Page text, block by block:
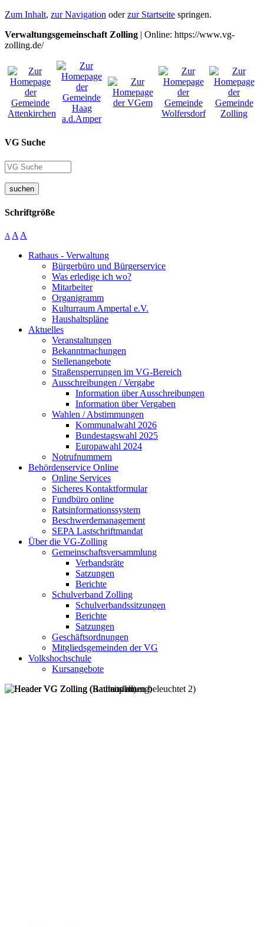
Zum Inhalt, zur Navigation oderzur Startseite springen.
Verwaltungsgemeinschaft Zolling | Online: https://www.vg-
zolling.de/
VG Suche
suchen
Schriftgröße
A A A
Rathaus - Verwaltung
Bürgerbüro und Bürgerservice
Was erledige ich wo?
Mitarbeiter
Organigramm
Kulturraum Ampertal e.V.
Haushaltspläne
Aktuelles
Veranstaltungen
Bekanntmachungen
Stellenangebote
Straßensperrungen im VG-Bereich
Ausschreibungen / Vergabe
Information über Ausschreibungen
Information über Vergaben
Wahlen / Abstimmungen
Kommunalwahl 2026
Bundestagswahl 2025
Europawahl 2024
Notrufnummern
Behördenservice Online
Online Services
Sicheres Kontaktformular
Fundbüro online
Ratsinformationssystem
Beschwerdemanagement
SEPA Lastschriftmandat
Über die VG-Zolling
Gemeinschaftsversammlung
Verbandsräte
Satzungen
Berichte
Schulverband Zolling
Schulverbandssitzungen
Berichte
Satzungen
Geschäftsordnungen
Mitgliedsgemeinden der VG
Volkshochschule
Kursangebote